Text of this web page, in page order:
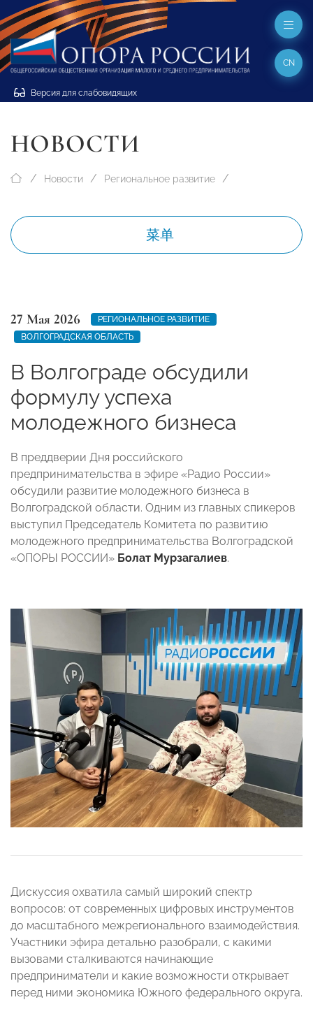
Версия для слабовидящих
CN
НОВОСТИ
Новости Региональное развитие
菜单
27 Мая 2026
РЕГИОНАЛЬНОЕ РАЗВИТИЕ
ВОЛГОГРАДСКАЯ ОБЛАСТЬ
В Волгограде обсудили
формулу успеха
молодежного бизнеса
В преддверии Дня российского
предпринимательства в эфире «Радио России»
обсудили развитие молодежного бизнеса в
Волгоградской области. Одним из главных спикеров
выступил Председатель Комитета по развитию
молодежного предпринимательства Волгоградской
«ОПОРЫ РОССИИ» Болат Мурзагалиев.
Дискуссия охватила самый широкий спектр
вопросов: от современных цифровых инструментов
до масштабного межрегионального взаимодействия.
Участники эфира детально разобрали, с какими
вызовами сталкиваются начинающие
предприниматели и какие возможности открывает
перед ними экономика Южного федерального округа.